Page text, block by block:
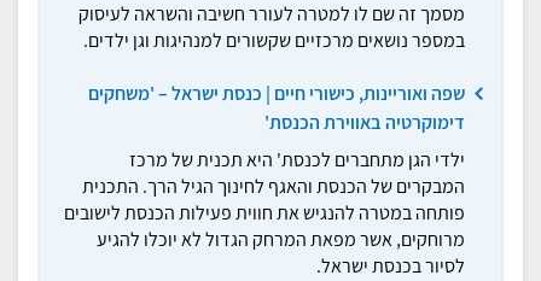
מסמך זה שם לו למטרה לעורר חשיבה והשראה לעיסוק
במספר נושאים מרכזיים שקשורים למנהיגות וגן ילדים.
שפה ואוריינות, כישורי חיים | כנסת ישראל – 'משחקים
דימוקרטיה באווירת הכנסת'
ילדי הגן מתחברים לכנסת' היא תכנית של מרכז
המבקרים של הכנסת והאגף לחינוך הגיל הרך. התכנית
פותחה במטרה להנגיש את חווית פעילות הכנסת לישובים
מרוחקים, אשר מפאת המרחק הגדול לא יוכלו להגיע
לסיור בכנסת ישראל.